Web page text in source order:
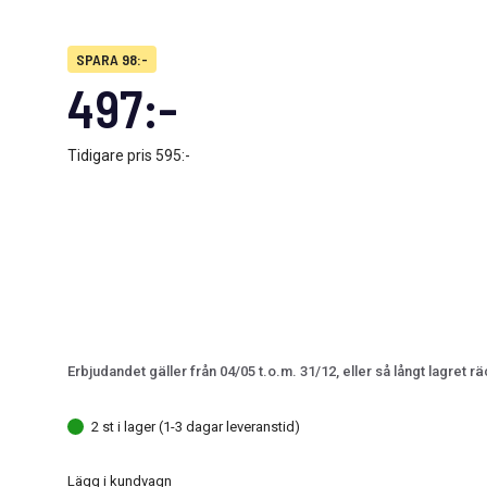
SPARA 98:-
497:-
Tidigare pris 595:-
Erbjudandet gäller från 04/05 t.o.m. 31/12, eller så långt lagret
2 st i lager (1-3 dagar leveranstid)
Lägg i kundvagn